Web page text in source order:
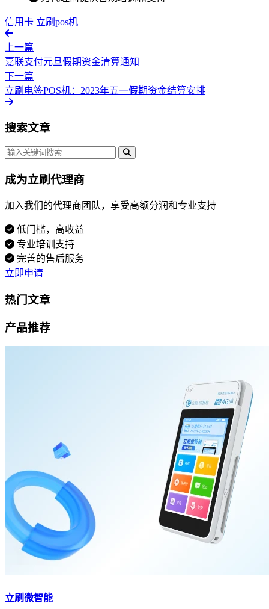
信用卡 立刷pos机
上一篇
嘉联支付元旦假期资金清算通知
下一篇
立刷电签POS机：2023年五一假期资金结算安排
搜索文章
成为立刷代理商
加入我们的代理商团队，享受高额分润和专业支持
低门槛，高收益
专业培训支持
完善的售后服务
立即申请
热门文章
产品推荐
立刷微智能